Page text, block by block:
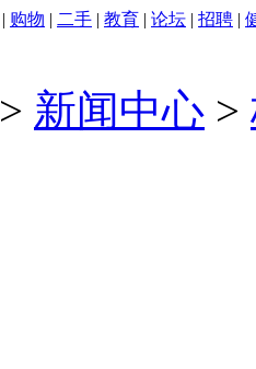
| 购物 | 二手 | 教育 | 论坛 | 招聘 |
> 新闻中心 >